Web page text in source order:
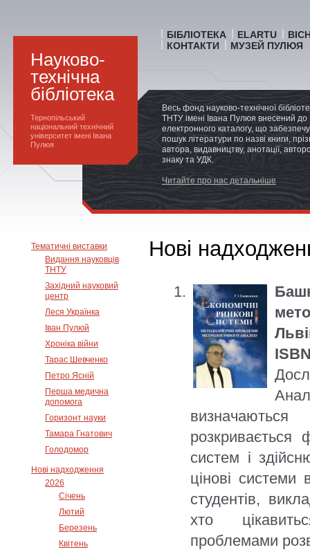
Науково-
технічна
бібліотека
Тернопільський
національний технічний
університет імені Івана
Пулюя
БІБЛІОТЕКА ELARTU
КОНТАКТИ
МУЗЕЙ ПУЛЮЯ
Весь фонд науково-технічної
ТНТУ імені Івана Пулюя внесений до
електронного каталогу, що
пошук літератури по назві книги,
автора, видавництву, анотації,
знаку та УДК.
Читайте про нас детальніше
Тематичні виставки
Видання науковців
ТНТУ
Західний науковий
центр
Леся Українка
Іван Пулюй
Хроніка війни
Тарас Шевченко
Петро Ясній
Перша медична
допомога
Горизонт науки
Тамара Гнатович
Голодомор
Нові надходження
2026
Січень
Лютий
Березень
Квітень
Нові
розкривається
систем і
цінові системи
студентів,
хто
проблемами